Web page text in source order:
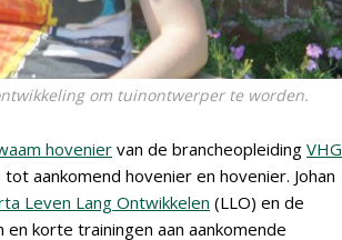
om tuinontwerper te worden.
hovenier van de brancheopleiding VHG
aankomend hovenier en hovenier. Johan
Leven Lang Ontwikkelen (LLO) en de
korte trainingen aan aankomende